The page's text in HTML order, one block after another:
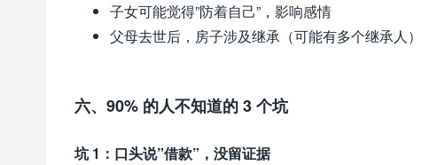
子女可能觉得”防着自己”，影响感情
父母去世后，房子涉及继承（可能有多个继承人）
六、90% 的人不知道的 3 个坑
坑 1：口头说”借款”，没留证据